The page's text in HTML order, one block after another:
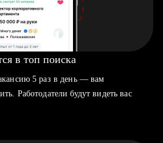
в топ поиска
5 раз в день — вам
Работодатели будут видеть вас